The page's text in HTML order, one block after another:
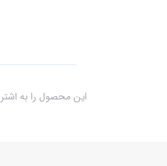
این محصول را به